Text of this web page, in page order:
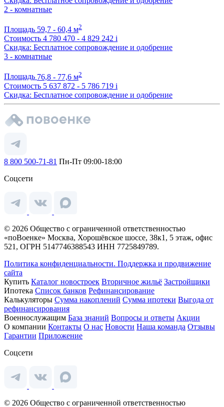
2 - комнатные
Площадь 59,7 - 60,4 м2
Стоимость 4 780 470 - 4 829 242 i
Скидка: Бесплатное сопровождение и одобрение
3 - комнатные
Площадь 76,8 - 77,6 м2
Стоимость 5 637 872 - 5 786 719 i
Скидка: Бесплатное сопровождение и одобрение
8 800 500-71-81 Пн-Пт 09:00-18:00
Соцсети
© 2026 Общество с ограниченной ответственностью
«поВоенке» Москва, Хорошёвское шоссе, 38к1, 5 этаж, офис
521, ОГРН 5147746388543 ИНН 7725849789.
Политика конфиденциальности. Поддержка и продвижение
сайта
Купить Каталог новостроек Вторичное жильё Застройщики
Ипотека Список банков Рефинансирование
Калькуляторы Сумма накоплений Сумма ипотеки Выгода от
рефинансирования
Военнослужащим База знаний Вопросы и ответы Акции
О компании Контакты О нас Новости Наша команда Отзывы
Гарантии Приложение
Соцсети
© 2026 Общество с ограниченной ответственностью